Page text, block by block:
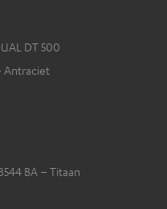
DT 500
Antraciet
BA – Titaan